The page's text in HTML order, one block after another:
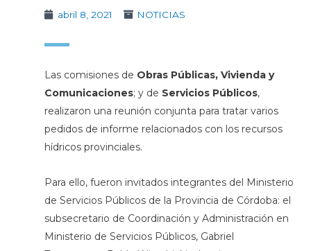
abril 8, 2021
NOTICIAS
Las comisiones de Obras Públicas, Vivienda y
Comunicaciones; y de Servicios Públicos,
realizaron una reunión conjunta para tratar varios
pedidos de informe relacionados con los recursos
hídricos provinciales.
Para ello, fueron invitados integrantes del Ministerio
de Servicios Públicos de la Provincia de Córdoba: el
subsecretario de Coordinación y Administración en
Ministerio de Servicios Públicos, Gabriel